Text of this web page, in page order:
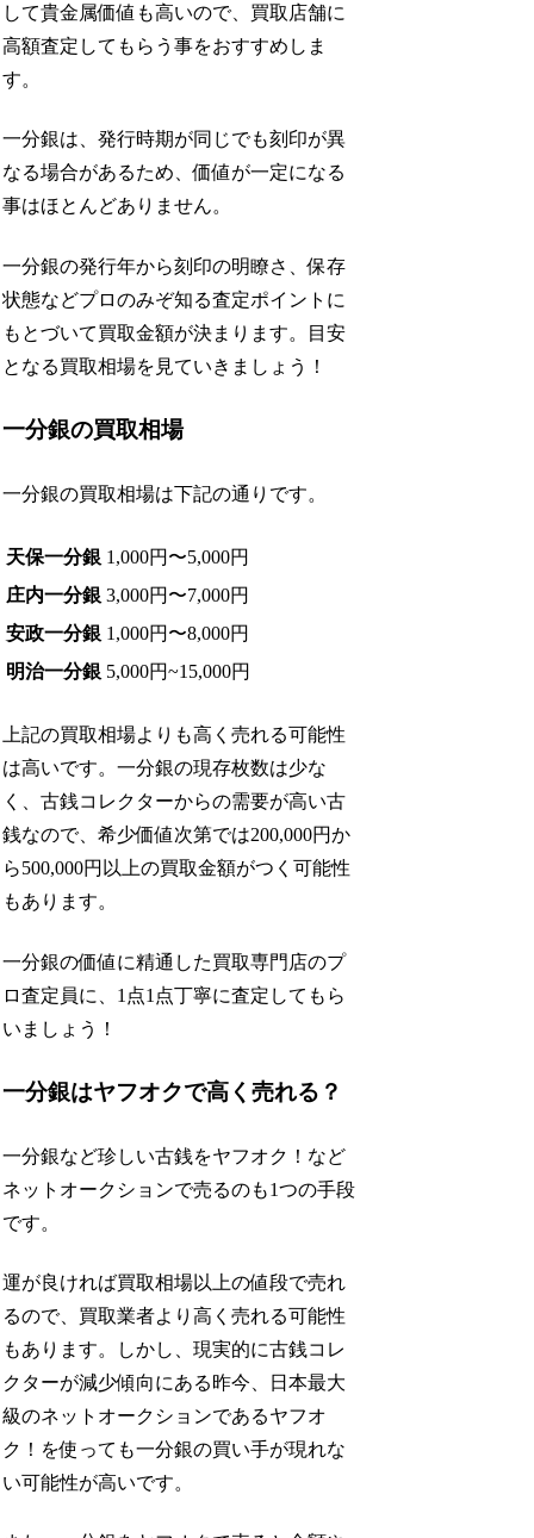
して貴金属価値も高いので、買取店舗に
高額査定してもらう事をおすすめしま
す。
一分銀は、発行時期が同じでも刻印が異
なる場合があるため、価値が一定になる
事はほとんどありません。
一分銀の発行年から刻印の明瞭さ、保存
状態などプロのみぞ知る査定ポイントに
もとづいて買取金額が決まります。
目安
となる買取相場を見ていきましょう！
一分銀の買取相場
一分銀の買取相場は下記の通りです。
天保一分銀 1,000円〜5,000円
庄内一分銀 3,000円〜7,000円
安政一分銀 1,000円〜8,000円
明治一分銀 5,000円~15,000円
上記の買取相場よりも高く売れる可能性
は高いです。一分銀の現存枚数は少な
く、古銭コレクターからの需要が高い古
銭なので、希少価値次第では200,000円か
ら500,000円以上の買取金額がつく可能性
もあります。
一分銀の価値に精通した買取専門店のプ
ロ査定員に、1点1点丁寧に査定してもら
いましょう！
一分銀はヤフオクで高く売れる？
一分銀など珍しい古銭をヤフオク！など
ネットオークションで売るのも1つの手段
です。
運が良ければ買取相場以上の値段で売れ
るので、買取業者より高く売れる可能性
もあります。しかし、現実的に古銭コレ
クターが減少傾向にある昨今、日本最大
級のネットオークションであるヤフオ
ク！を使っても一分銀の買い手が現れな
い可能性が高いです。